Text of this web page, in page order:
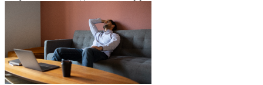
мы беседуем с директором Нижегородского филиала
Россельхозбанка Борисом Зоновым.